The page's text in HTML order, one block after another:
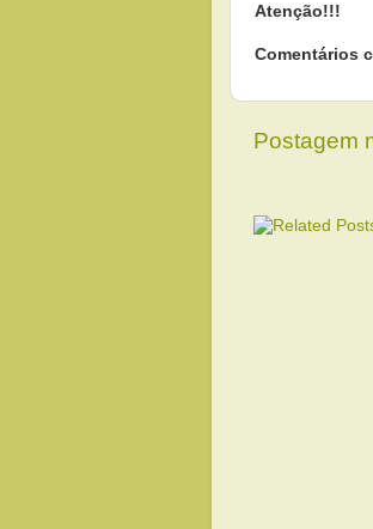
Atenção!!!
Comentários
Postagem